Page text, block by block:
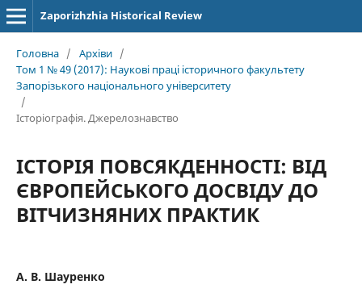
Zaporizhzhia Historical Review
Головна / Архіви /
Том 1 № 49 (2017): Наукові праці історичного факультету
Запорізького національного університету
/
Історіографія. Джерелознавство
ІСТОРІЯ ПОВСЯКДЕННОСТІ: ВІД
ЄВРОПЕЙСЬКОГО ДОСВІДУ ДО
ВІТЧИЗНЯНИХ ПРАКТИК
А. В. Шауренко